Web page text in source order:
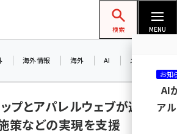
ットショップ担当者フォーラム
検索 MENU
海外情報 海外 AI メタバース
プとアパレルウェブが連携、
策などの実現を支援
お知
AI
ア